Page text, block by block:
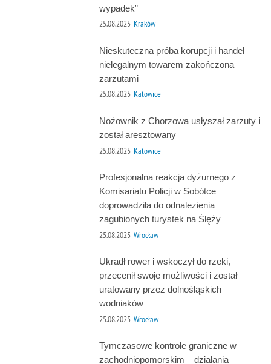
wypadek”
25.08.2025 Kraków
Nieskuteczna próba korupcji i handel
nielegalnym towarem zakończona
zarzutami
25.08.2025 Katowice
Nożownik z Chorzowa usłyszał zarzuty i
został aresztowany
25.08.2025 Katowice
Profesjonalna reakcja dyżurnego z
Komisariatu Policji w Sobótce
doprowadziła do odnalezienia
zagubionych turystek na Ślęży
25.08.2025 Wrocław
Ukradł rower i wskoczył do rzeki,
przecenił swoje możliwości i został
uratowany przez dolnośląskich
wodniaków
25.08.2025 Wrocław
Tymczasowe kontrole graniczne w
zachodniopomorskim – działania